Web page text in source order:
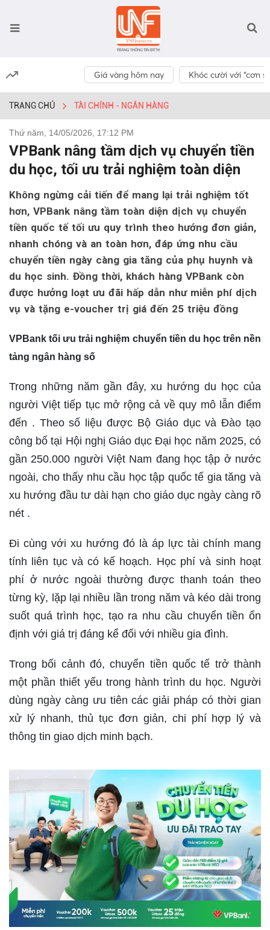
Giá vàng hôm nay Khóc cười với “cơn
TRANG CHỦ TÀI CHÍNH - NGÂN HÀNG
Thứ năm, 14/05/2026, 17:12 PM
VPBank nâng tầm dịch vụ chuyển tiền
du học, tối ưu trải nghiệm toàn diện
Không ngừng cải tiến để mang lại trải nghiệm tốt
hơn, VPBank nâng tầm toàn diện dịch vụ chuyển
tiền quốc tế tối ưu quy trình theo hướng đơn giản,
nhanh chóng và an toàn hơn, đáp ứng nhu cầu
chuyển tiền ngày càng gia tăng của phụ huynh và
du học sinh. Đồng thời, khách hàng VPBank còn
được hưởng loạt ưu đãi hấp dẫn như miễn phí dịch
vụ và tặng e-voucher trị giá đến 25 triệu đồng
VPBanktối ưu trải nghiệm chuyển tiền du học trên nền
tảng ngân hàng số
Trong những năm gần đây, xu hướng du học của
người Việt tiếp tục mở rộng cả về quy mô lẫn điểm
đến . Theo số liệu được Bộ Giáo dục và Đào tạo
công bố tại Hội nghị Giáo dục Đại học năm 2025, có
gần 250.000 người Việt Nam đang học tập ở nước
ngoài, cho thấy nhu cầu học tập quốc tế gia tăng và
xu hướng đầu tư dài hạn cho giáo dục ngày càng rõ
nét .
Đi cùng với xu hướng đó là áp lực tài chính mang
tính liên tục và có kế hoạch. Học phí và sinh hoạt
phí ở nước ngoài thường được thanh toán theo
từng kỳ, lặp lại nhiều lần trong năm và kéo dài trong
suốt quá trình học, tạo ra nhu cầu chuyển tiền ổn
định với giá trị đáng kể đối với nhiều gia đình.
Trong bối cảnh đó, chuyển tiền quốc tế trở thành
một phần thiết yếu trong hành trình du học. Người
dùng ngày càng ưu tiên các giải pháp có thời gian
xử lý nhanh, thủ tục đơn giản, chi phí hợp lý và
thông tin giao dịch minh bạch.